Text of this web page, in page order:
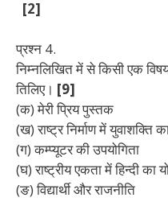
[2]
प्रश्न 4.
निम्नलिखित में से किसी एक
तिलिए। [9]
(क) मेरी प्रिय पुस्तक
(ख) राष्ट्र निर्माण में युवाशक्ति
(ग) कम्प्यूटर की उपयोगिता
(घ) राष्ट्रीय एकता में हिन्दी का
(ङ) विद्यार्थी और राजनीति